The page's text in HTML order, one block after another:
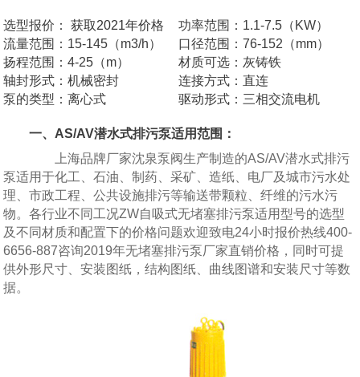
选型报价：
获取2021年价格
流量范围：15-145（m3/h）
扬程范围：4-25（m）
轴封形式：机械密封
泵的类型：离心式
功率范围：1.1-7.5（KW）
口径范围：76-152（mm）
材质可选：灰铸铁
连接方式：直连
驱动形式：三相交流电机
一、AS/AV潜水式排污泵适用范围：
上海品牌厂家沈泉泵阀生产制造的AS/AV潜水式排污
泵适用于化工、石油、制药、采矿、造纸、电厂及城市污水处
理、市政工程、公共设施排污等输送带颗粒、纤维的污水污
物。各行业不同工况ZW自吸式无堵塞排污泵适用型号的选型
及不同材质和配置下的价格问题欢迎致电24小时报价热线400-
6656-887咨询2019年无堵塞排污泵厂家直销价格，同时可提
供外形尺寸、安装图纸，结构图纸、曲线图谱和安装尺寸等数
据。